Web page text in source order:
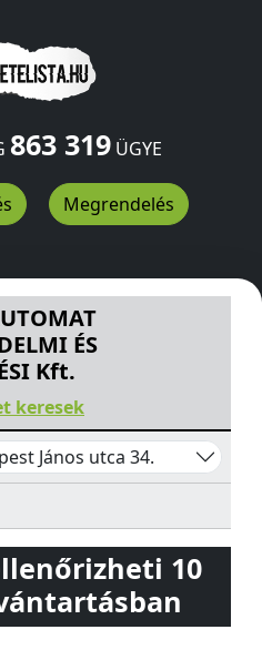
863 319ÜGYE
Megrendelés
ÉS SZERVEZÉSI Kft.
ÉS
Kft.
keresek
János utca 34.
10